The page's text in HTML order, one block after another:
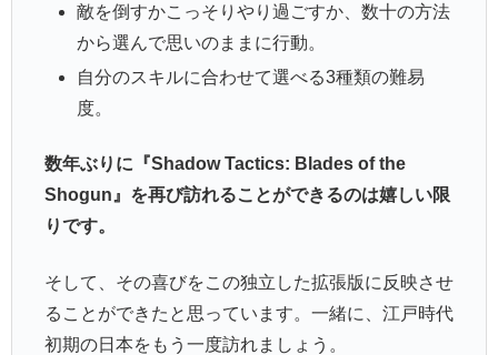
敵を倒すかこっそりやり過ごすか、数十の方法
から選んで思いのままに行動。
自分のスキルに合わせて選べる3種類の難易
度。
数年ぶりに『Shadow Tactics: Blades of the
Shogun』を再び訪れることができるのは嬉しい限
りです。
そして、その喜びをこの独立した拡張版に反映させ
ることができたと思っています。一緒に、江戸時代
初期の日本をもう一度訪れましょう。